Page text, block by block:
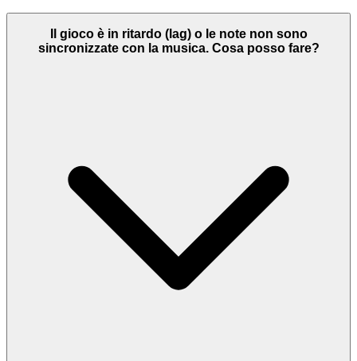
Il gioco è in ritardo (lag) o le note non sono
sincronizzate con la musica. Cosa posso fare?